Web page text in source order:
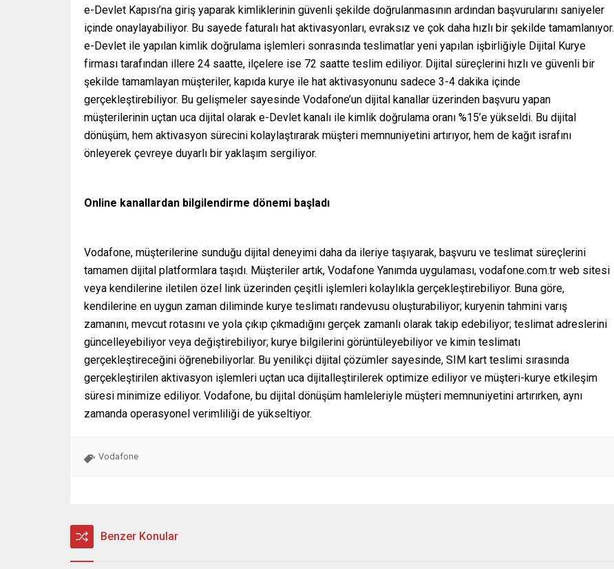
e-Devlet Kapısı’na giriş yaparak kimliklerinin güvenli şekilde doğrulanmasının ardından başvurularını saniyeler
içinde onaylayabiliyor. Bu sayede faturalı hat aktivasyonları, evraksız ve çok daha hızlı bir şekilde tamamlanıyor.
e-Devlet ile yapılan kimlik doğrulama işlemleri sonrasında teslimatlar yeni yapılan işbirliğiyle Dijital Kurye
firması tarafından illere 24 saatte, ilçelere ise 72 saatte teslim ediliyor. Dijital süreçlerini hızlı ve güvenli bir
şekilde tamamlayan müşteriler, kapıda kurye ile hat aktivasyonunu sadece 3-4 dakika içinde
gerçekleştirebiliyor. Bu gelişmeler sayesinde Vodafone’un dijital kanallar üzerinden başvuru yapan
müşterilerinin uçtan uca dijital olarak e-Devlet kanalı ile kimlik doğrulama oranı %15’e yükseldi. Bu dijital
dönüşüm, hem aktivasyon sürecini kolaylaştırarak müşteri memnuniyetini artırıyor, hem de kağıt israfını
önleyerek çevreye duyarlı bir yaklaşım sergiliyor.
Online kanallardan bilgilendirme dönemi başladı
Vodafone, müşterilerine sunduğu dijital deneyimi daha da ileriye taşıyarak, başvuru ve teslimat süreçlerini
tamamen dijital platformlara taşıdı. Müşteriler artık, Vodafone Yanımda uygulaması, vodafone.com.tr web sitesi
veya kendilerine iletilen özel link üzerinden çeşitli işlemleri kolaylıkla gerçekleştirebiliyor. Buna göre,
kendilerine en uygun zaman diliminde kurye teslimatı randevusu oluşturabiliyor; kuryenin tahmini varış
zamanını, mevcut rotasını ve yola çıkıp çıkmadığını gerçek zamanlı olarak takip edebiliyor; teslimat adreslerini
güncelleyebiliyor veya değiştirebiliyor; kurye bilgilerini görüntüleyebiliyor ve kimin teslimatı
gerçekleştireceğini öğrenebiliyorlar. Bu yenilikçi dijital çözümler sayesinde, SIM kart teslimi sırasında
gerçekleştirilen aktivasyon işlemleri uçtan uca dijitalleştirilerek optimize ediliyor ve müşteri-kurye etkileşim
süresi minimize ediliyor. Vodafone, bu dijital dönüşüm hamleleriyle müşteri memnuniyetini artırırken, aynı
zamanda operasyonel verimliliği de yükseltiyor.
Vodafone
Benzer Konular